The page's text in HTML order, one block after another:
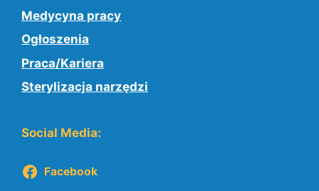
Medycyna pracy
Ogłoszenia
Praca/Kariera
Sterylizacja narzędzi
Social Media:
Facebook